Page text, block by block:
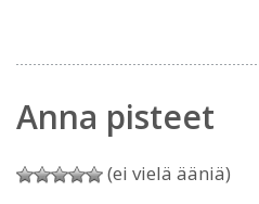
Anna pisteet
(ei vielä ääniä)